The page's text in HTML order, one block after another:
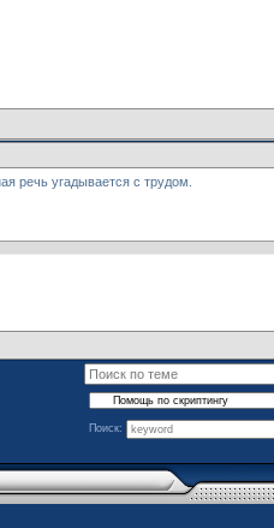
речь угадывается с трудом.
Поиск: